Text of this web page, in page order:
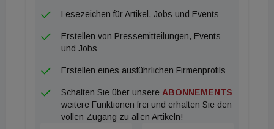
Das Thema „Leistbarkeit“ wird noch für längere
dämpfen. Dass jedoch bestehende Kreditnehmer in
Bedrängnis geraten, zeichnet sich eher nicht ab.
Das spricht gegen eine schärfere Preiskorrektur.
Selbiges gilt für das Zusammenspiel von
Lesezeichen für Artikel, Jobs und Events
Erstellen von Pressemitteilungen, Events
und Jobs
Erstellen eines ausführlichen Firmenprofils
Schalten Sie über unsere ABONNEMENTS
weitere Funktionen frei und erhalten Sie den
vollen Zugang zu allen Artikeln!